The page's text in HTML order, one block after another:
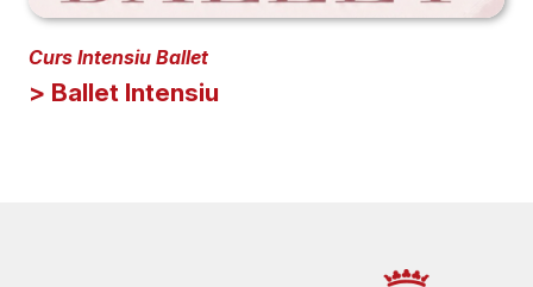
Curs Intensiu Ballet
> Ballet Intensiu